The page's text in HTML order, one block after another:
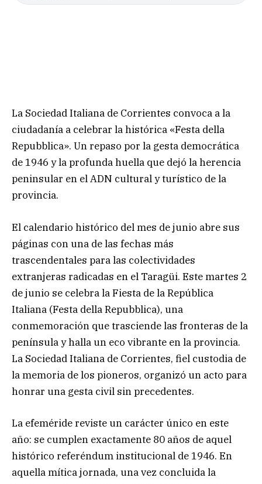
La Sociedad Italiana de Corrientes convoca a la
ciudadanía a celebrar la histórica «Festa della
Repubblica». Un repaso por la gesta democrática
de 1946 y la profunda huella que dejó la herencia
peninsular en el ADN cultural y turístico de la
provincia.
El calendario histórico del mes de junio abre sus
páginas con una de las fechas más
trascendentales para las colectividades
extranjeras radicadas en el Taragüi. Este martes 2
de junio se celebra la Fiesta de la República
Italiana (Festa della Repubblica), una
conmemoración que trasciende las fronteras de la
península y halla un eco vibrante en la provincia.
La Sociedad Italiana de Corrientes, fiel custodia de
la memoria de los pioneros, organizó un acto para
honrar una gesta civil sin precedentes.
La efeméride reviste un carácter único en este
año: se cumplen exactamente 80 años de aquel
histórico referéndum institucional de 1946. En
aquella mítica jornada, una vez concluida la